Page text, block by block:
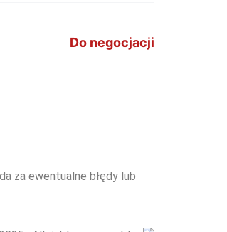
Do negocjacji
za ewentualne błędy lub